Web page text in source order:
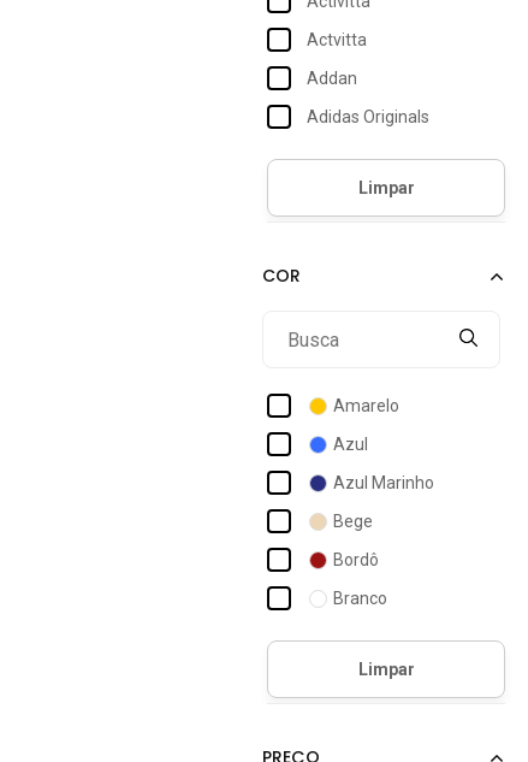
Actvitta
Addan
Adidas Originals
Adidas Performance
Adidas Sportswear
Aliarthe
Amarelo
Azul
Azul Marinho
Bege
Bordô
Branco
Bronze
Caramelo